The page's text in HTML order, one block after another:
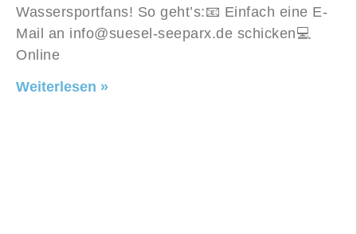
Wassersportfans! So geht’s:📧 Einfach eine E-
Mail an info@suesel-seeparx.de schicken💻
Online
Weiterlesen »